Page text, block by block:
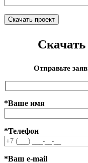
Скачать
Отправьте
*Ваше имя
*Телефон
*Ваш e-mail